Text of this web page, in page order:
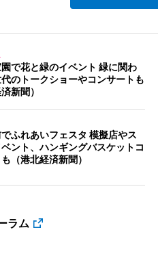
で花と緑のイベント 緑に関わ
のトークショーやコンサートも
新聞）
ふれあいフェスタ 模擬店やス
ント、ハンギングバスケットコ
（港北経済新聞）
ラム